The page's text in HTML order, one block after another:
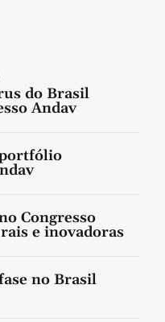
do Brasil
Andav
Congresso
e inovadoras
no Brasil